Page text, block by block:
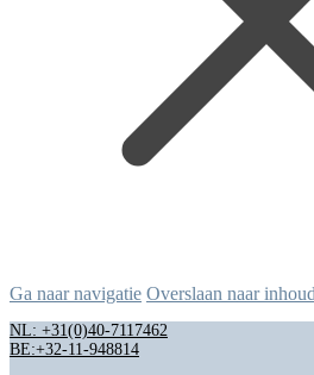
Ga naar navigatie Overslaan naar inhoud
NL: +31(0)40-7117462
BE:+32-11-948814